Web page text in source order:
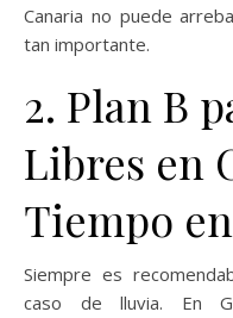
Canaria no puede
tan importante.
2. Plan B
Libres en
Tiempo
Siempre es
caso de lluvia. En